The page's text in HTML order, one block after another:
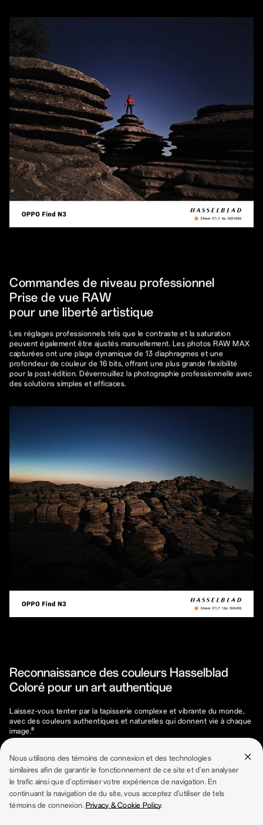
Nous utilisons des témoins de connexion et des technologies
similaires afin de garantir le fonctionnement de ce site et d'en analyser
le trafic ainsi que d'optimiser votre expérience de navigation. En
continuant la navigation de du site, vous acceptez d'utiliser de tels
témoins de connexion. Privacy & Cookie Policy.
Commandes de niveau professionnel
Prise de vue RAW
pour une liberté artistique
Les réglages professionnels tels que le contraste et la saturation
peuvent également être ajustés manuellement. Les photos RAW MAX
capturées ont une plage dynamique de 13 diaphragmes et une
profondeur de couleur de 16 bits, offrant une plus grande flexibilité
pour la post-édition. Déverrouillez la photographie professionnelle avec
des solutions simples et efficaces.
Reconnaissance des couleurs Hasselblad
Coloré pour un art authentique
Laissez-vous tenter par la tapisserie complexe et vibrante du monde,
avec des couleurs authentiques et naturelles qui donnent vie à chaque
image.⁸